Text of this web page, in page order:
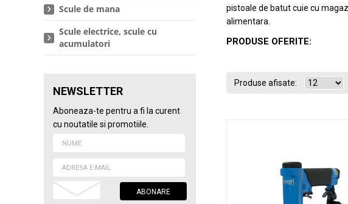
Scule de mana
Scule electrice, scule cu
acumulatori
NEWSLETTER
Aboneaza-te pentru a fi la curent
cu noutatile si promotiile.
pistoale de batut cuie cu
alimentara.
PRODUSE OFERITE:
Produse afisate: